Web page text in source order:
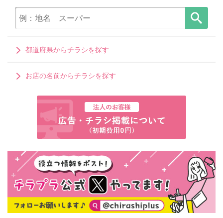
都道府県からチラシを探す
お店の名前からチラシを探す